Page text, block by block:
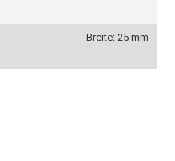
Breite: 25 mm